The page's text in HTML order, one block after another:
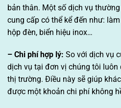
bản thân. Một số dịch vụ
cung cấp có thể kể đến như:
hộp đèn, biển hiệu inox…
– Chi phí hợp lý: So với dịch vụ
dịch vụ tại đơn vị chúng tôi
thị trường. Điều này sẽ giúp
được một khoản chi phí không